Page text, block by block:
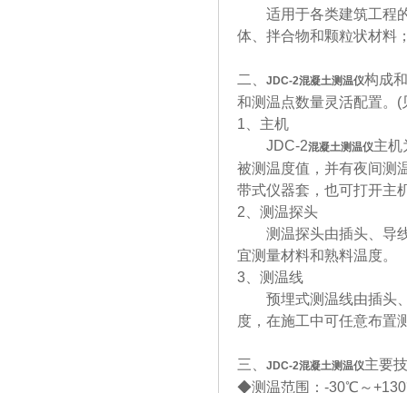
适用于各类建筑工程的
体、拌合物和颗粒状材料
二、 JDC-2混凝土测温仪构成
和测温点数量灵活配置。
1、主机
JDC-2混凝土测温仪主机
被测温度值，并有夜间测
带式仪器套，也可打开主
2、测温探头
测温探头由插头、导线
宜测量材料和熟料温度。
3、测温线
预埋式测温线由插头、
度，在施工中可任意布置
三、 JDC-2混凝土测温仪主要
◆测温范围：-30℃～